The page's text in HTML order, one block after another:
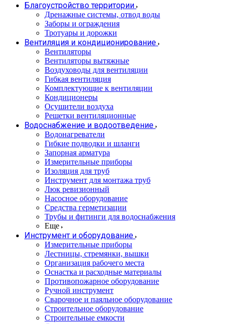
Благоустройство территории
Дренажные системы, отвод воды
Заборы и ограждения
Тротуары и дорожки
Вентиляция и кондиционирование
Вентиляторы
Вентиляторы вытяжные
Воздуховоды для вентиляции
Гибкая вентиляция
Комплектующие к вентиляции
Кондиционеры
Осушители воздуха
Решетки вентиляционные
Водоснабжение и водоотведение
Водонагреватели
Гибкие подводки и шланги
Запорная арматура
Измерительные приборы
Изоляция для труб
Инструмент для монтажа труб
Люк ревизионный
Насосное оборудование
Средства герметизации
Трубы и фитинги для водоснабжения
Еще
Инструмент и оборудование
Измерительные приборы
Лестницы, стремянки, вышки
Организация рабочего места
Оснастка и расходные материалы
Противопожарное оборудование
Ручной инструмент
Сварочное и паяльное оборудование
Строительное оборудование
Строительные емкости